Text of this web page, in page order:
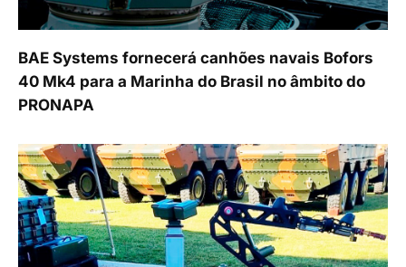
BAE Systems fornecerá canhões navais Bofors
40 Mk4 para a Marinha do Brasil no âmbito do
PRONAPA